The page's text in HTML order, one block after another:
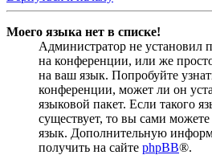
Моего языка нет в списке!
Администратор не установил
на конференции, или же
на ваш язык. Попробуйте
конференции, может ли он
языковой пакет. Если такого
существует, то вы сами
язык. Дополнительную
получить на сайте phpBB®.